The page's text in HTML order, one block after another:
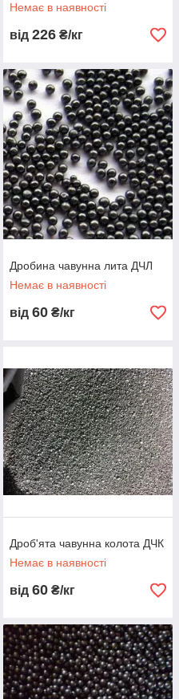
Немає в наявності
від 226 ₴/кг
Дробина чавунна лита ДЧЛ
Немає в наявності
від 60 ₴/кг
Дроб'ята чавунна колота ДЧК
Немає в наявності
від 60 ₴/кг